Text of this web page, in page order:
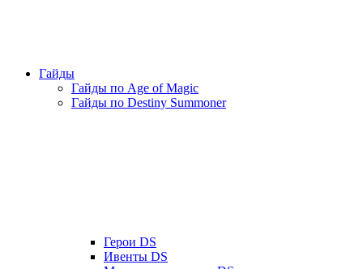
Гайды
Гайды по Age of Magic
Гайды по Destiny Summoner
Герои DS
Ивенты DS